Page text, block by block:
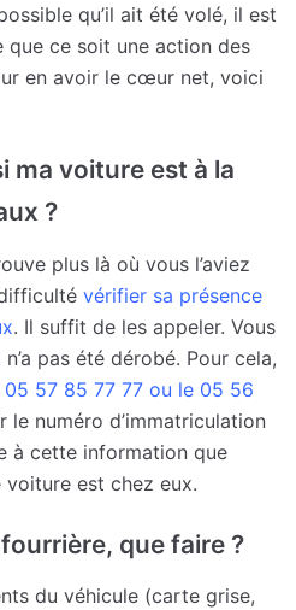
qu’il ait été volé, il est
que ce soit une action des
en avoir le cœur net, voici
ma voiture est à la
?
plus là où vous l’aviez
vérifier sa présence
. Il suffit de les appeler. Vous
pas été dérobé. Pour cela,
05 57 85 77 77 ou le 05 56
le numéro d’immatriculation
à cette information que
voiture est chez eux.
que faire ?
du véhicule (carte grise,